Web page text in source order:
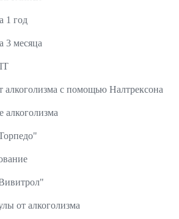
1 год
3 месяца
алкоголизма с помощью Налтрексона
алкоголизма
от алкоголизма